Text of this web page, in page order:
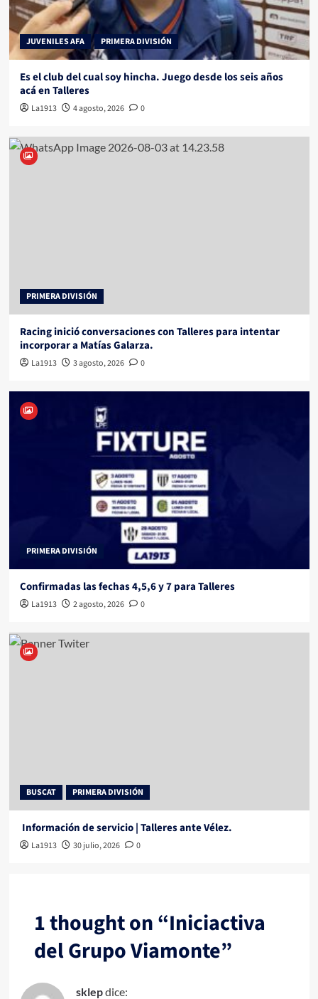
JUVENILES AFA PRIMERA DIVISIÓN
Es el club del cual soy hincha. Juego desde los seis años
acá en Talleres
La1913 4 agosto, 2026 0
PRIMERA DIVISIÓN
Racing inició conversaciones con Talleres para intentar
incorporar a Matías Galarza.
La1913 3 agosto, 2026 0
PRIMERA DIVISIÓN
Confirmadas las fechas 4,5,6 y 7 para Talleres
La1913 2 agosto, 2026 0
BUSCAT PRIMERA DIVISIÓN
Información de servicio | Talleres ante Vélez.
La1913 30 julio, 2026 0
1 thought on “Iniciactiva
del Grupo Viamonte”
sklepdice: